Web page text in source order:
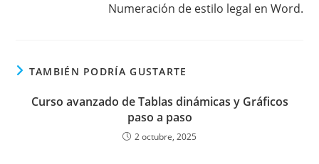
Numeración de estilo legal en Word.
TAMBIÉN PODRÍA GUSTARTE
Curso avanzado de Tablas dinámicas y Gráficos
paso a paso
2 octubre, 2025